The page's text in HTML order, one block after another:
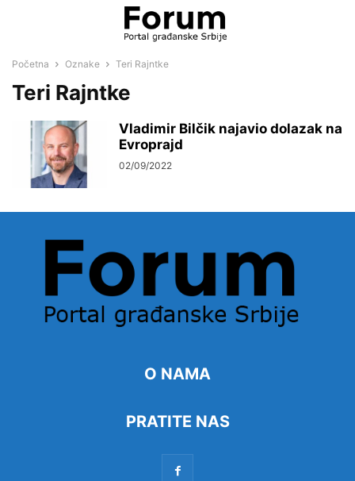
Početna Oznake Teri Rajntke
Teri Rajntke
Vladimir Bilčik najavio dolazak na
Evroprajd
02/09/2022
O NAMA
PRATITE NAS